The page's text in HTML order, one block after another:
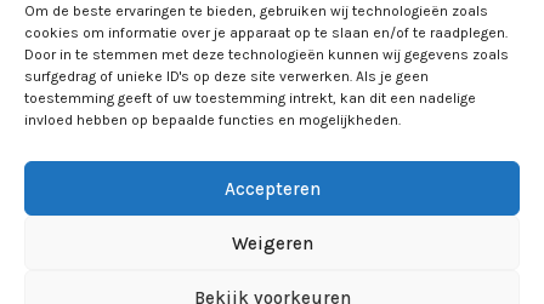
Om de beste ervaringen te bieden, gebruiken wij technologieën zoals
cookies om informatie over je apparaat op te slaan en/of te raadplegen.
Door in te stemmen met deze technologieën kunnen wij gegevens zoals
surfgedrag of unieke ID's op deze site verwerken. Als je geen
toestemming geeft of uw toestemming intrekt, kan dit een nadelige
invloed hebben op bepaalde functies en mogelijkheden.
Accepteren
Weigeren
Bekijk voorkeuren
Home
Nieuws
Agenda
Kennisbank
Sociale kaart
Over ons
Contact